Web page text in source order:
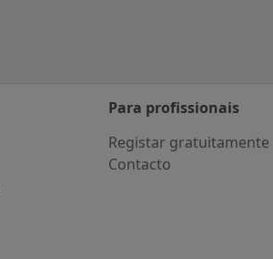
Para profissionais
Registar gratuitamente
Contacto